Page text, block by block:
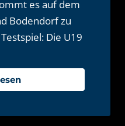
es auf dem
Bodendorf zu
Die U19